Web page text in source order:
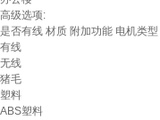
高级选项:
是否有线 材质 附加功能 电机类型
有线
无线
猪毛
塑料
ABS塑料